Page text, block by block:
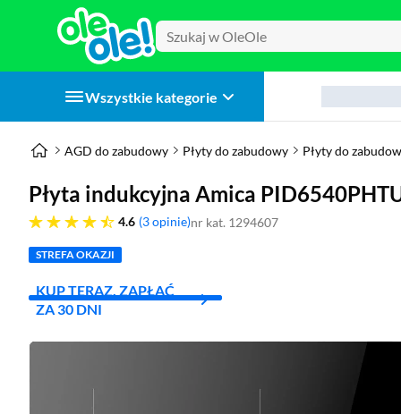
Wszystkie kategorie
AGD do zabudowy Płyty do zabudowy Płyty do
Płyta indukcyjna Amica
4.6
4.6 gwiazdek 3 opinie nr kat. 1294607
STREFA OKAZJI
KUP TERAZ, ZAPŁAĆ
ZA 30 DNI